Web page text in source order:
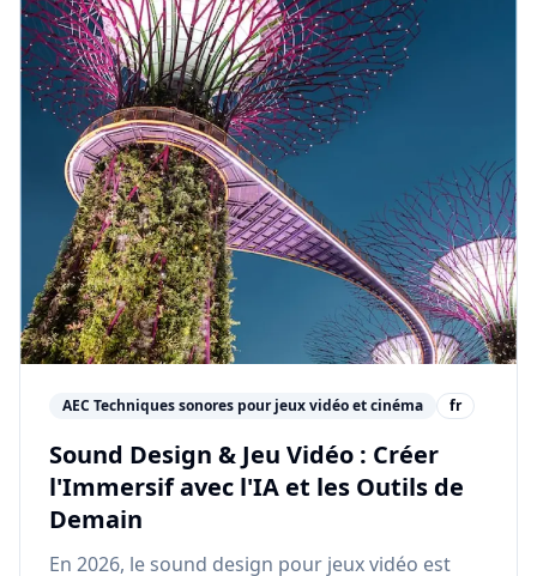
AEC Techniques sonores pour jeux vidéo et cinéma fr
Sound Design & Jeu Vidéo : Créer
l'Immersif avec l'IA et les Outils de
Demain
En 2026, le sound design pour jeux vidéo est